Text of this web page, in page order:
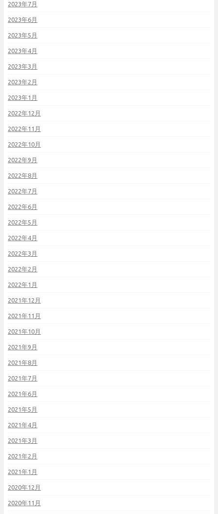
2023年7月
2023年6月
2023年5月
2023年4月
2023年3月
2023年2月
2023年1月
2022年12月
2022年11月
2022年10月
2022年9月
2022年8月
2022年7月
2022年6月
2022年5月
2022年4月
2022年3月
2022年2月
2022年1月
2021年12月
2021年11月
2021年10月
2021年9月
2021年8月
2021年7月
2021年6月
2021年5月
2021年4月
2021年3月
2021年2月
2021年1月
2020年12月
2020年11月